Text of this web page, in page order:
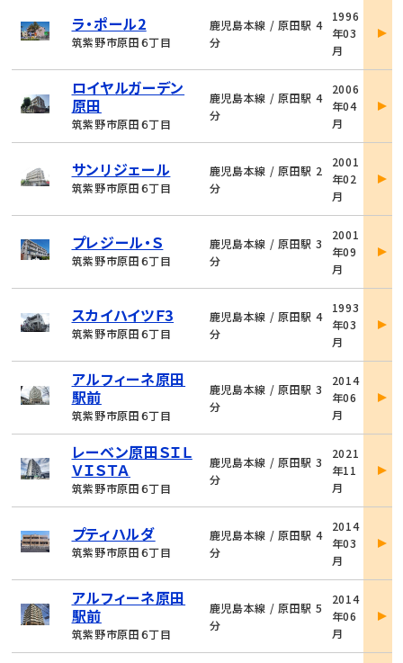
ラ・ポール2
筑紫野市原田６丁目
鹿児島本線 / 原田駅 4
分
1996
年03
月
詳
ロイヤルガーデン
原田
筑紫野市原田６丁目
鹿児島本線 / 原田駅 4
分
2006
年04
月
詳
サンリジェール
筑紫野市原田６丁目
鹿児島本線 / 原田駅 2
分
2001
年02
月
詳
プレジール・Ｓ
筑紫野市原田６丁目
鹿児島本線 / 原田駅 3
分
2001
年09
月
詳
スカイハイツＦ3
筑紫野市原田６丁目
鹿児島本線 / 原田駅 4
分
1993
年03
月
詳
アルフィーネ原田
駅前
筑紫野市原田６丁目
鹿児島本線 / 原田駅 3
分
2014
年06
月
詳
レーベン原田ＳＩＬ
ＶＩＳＴＡ
筑紫野市原田６丁目
鹿児島本線 / 原田駅 3
分
2021
年11
月
詳
プティハルダ
筑紫野市原田６丁目
鹿児島本線 / 原田駅 4
分
2014
年03
月
詳
アルフィーネ原田
駅前
筑紫野市原田６丁目
鹿児島本線 / 原田駅 5
分
2014
年06
月
詳